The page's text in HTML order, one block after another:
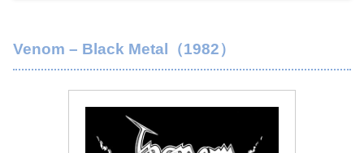
Venom – Black Metal（1982）